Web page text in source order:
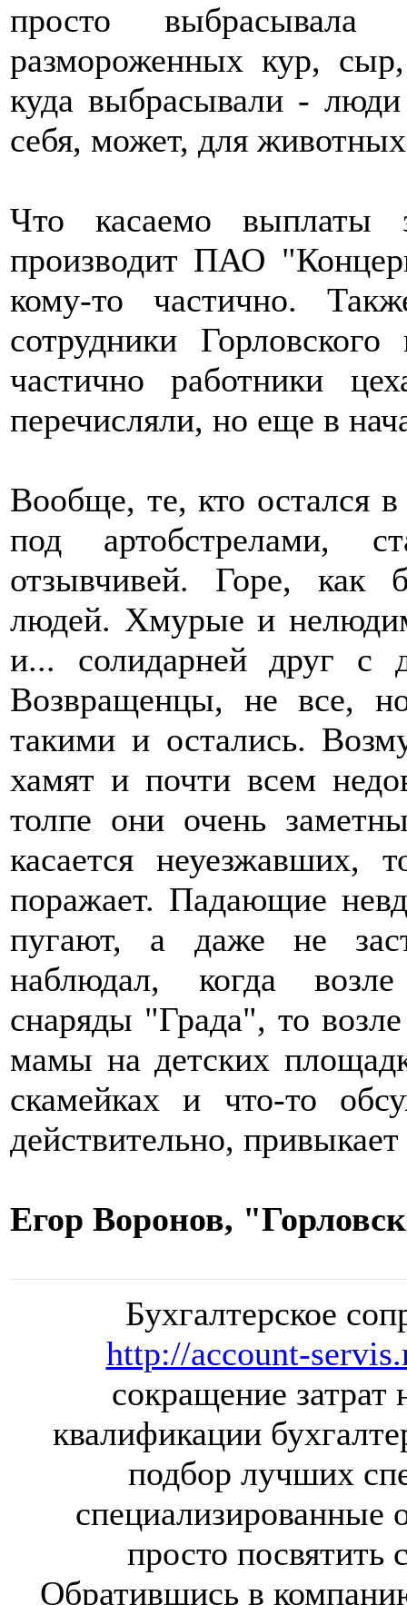
просто
размороженных кур,
куда выбрасывали -
себя, может, для
Что касаемо
производит ПАО
кому-то частично.
сотрудники
частично работники
перечисляли, но еще в
Вообще, те, кто остался
под артобстрелами,
отзывчивей. Горе, как
людей. Хмурые и
и... солидарней друг с
Возвращенцы, не все,
такими и остались.
хамят и почти всем
толпе они очень
касается неуезжавших,
поражает. Падающие
пугают, а даже не
наблюдал, когда
снаряды "Града", то
мамы на детских
скамейках и что-то
действительно,
Егор Воронов,
Бухгалтерское
http://account-
сокращение
квалификации
подбор лучших
просто посвятить
Обратившись в